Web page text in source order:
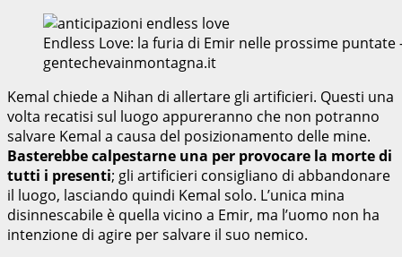
Endless Love: la furia di Emir nelle prossime puntate
gentechevainmontagna.it
Kemal chiede a Nihan di allertare gli artificieri. Questi una
volta recatisi sul luogo appureranno che non potranno
salvare Kemal a causa del posizionamento delle mine.
Basterebbe calpestarne una per provocare la morte di
tutti i presenti; gli artificieri consigliano di abbandonare
il luogo, lasciando quindi Kemal solo. L’unica mina
disinnescabile è quella vicino a Emir, ma l’uomo non ha
intenzione di agire per salvare il suo nemico.